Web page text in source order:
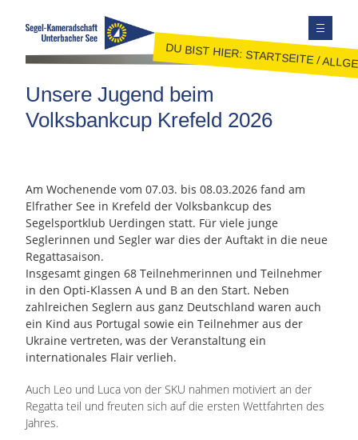
FAHRTENSEGELN
MITGLIEDER
KONTAKT
SEITE DURCHSUCHEN
FACEBOOK
INSTAGRAM
DU BIST HIER:STARTSEITE/
Unsere Jugend beim
Volksbankcup Krefeld 2026
Am Wochenende vom 07.03. bis 08.03.2026 fand am
Elfrather See in Krefeld der Volksbankcup des
Segelsportklub Uerdingen statt. Für viele junge
Seglerinnen und Segler war dies der Auftakt in die neue
Regattasaison.
Insgesamt gingen 68 Teilnehmerinnen und Teilnehmer
in den Opti-Klassen A und B an den Start. Neben
zahlreichen Seglern aus ganz Deutschland waren auch
ein Kind aus Portugal sowie ein Teilnehmer aus der
Ukraine vertreten, was der Veranstaltung ein
internationales Flair verlieh.
Auch Leo und Luca von der SKU nahmen motiviert an der
Regatta teil und freuten sich auf die ersten Wettfahrten des
Jahres.